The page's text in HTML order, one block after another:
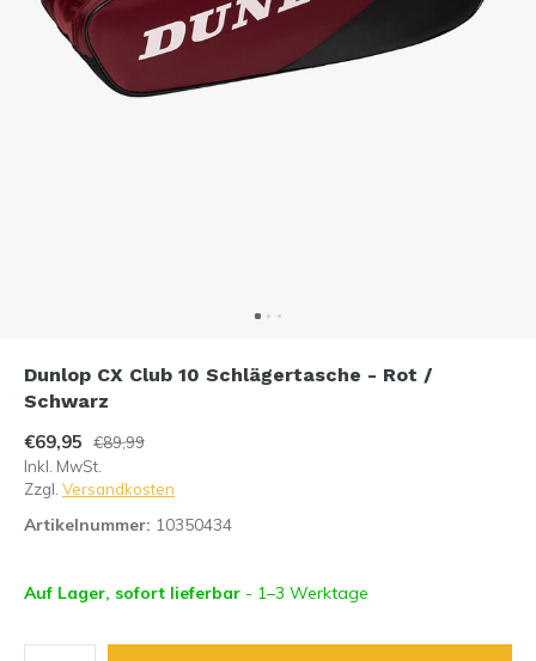
Dunlop CX Club 10 Schlägertasche - Rot /
Schwarz
€69,95
€89,99
Inkl. MwSt.
Zzgl. Versandkosten
Artikelnummer: 10350434
Auf Lager, sofort lieferbar - 1–3 Werktage